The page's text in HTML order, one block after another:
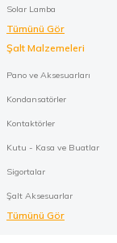
Solar Lamba
Tümünü Gör
Şalt Malzemeleri
Pano ve Aksesuarları
Kondansatörler
Kontaktörler
Kutu - Kasa ve Buatlar
Sigortalar
Şalt Aksesuarlar
Tümünü Gör